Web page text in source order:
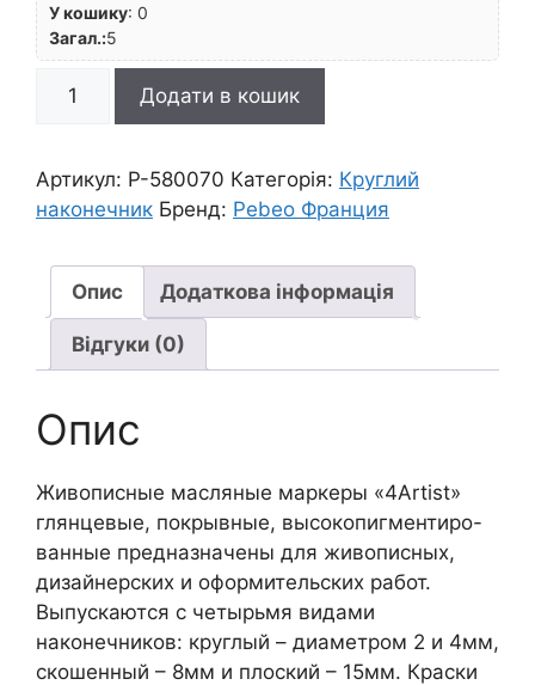
У кошику: 0
Загал.:5
*Маркер
олійн.основі
кругл
Pebeo
2мм
СРІБЛО
кількість
Додати в кошик
Артикул: P-580070 Категорія: Круглий
наконечник Бренд: Pebeo Франция
Опис Додаткова інформація
Відгуки (0)
Опис
Живописные масляные маркеры «4Artist»
глянцевые, покрывные, высокопигментиро-
ванные предназначены для живописных,
дизайнерских и оформительских работ.
Выпускаются с четырьмя видами
наконечников: круглый – диаметром 2 и 4мм,
скошенный – 8мм и плоский – 15мм. Краски